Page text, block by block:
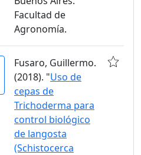
Facultad de
Agronomía.
Fusaro, Guillermo.
(2018). "Uso de
cepas de
Trichoderma para
control biológico
de langosta
(Schistocerca